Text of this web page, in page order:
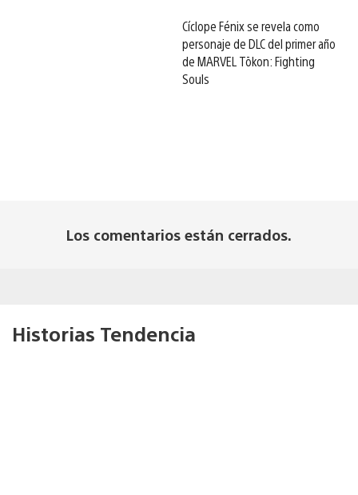
Cíclope Fénix se revela como
personaje de DLC del primer año
de MARVEL Tōkon: Fighting
Souls
Los comentarios están cerrados.
Historias Tendencia